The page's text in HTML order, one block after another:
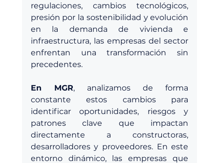
regulaciones, cambios tecnológicos,
presión por la sostenibilidad y evolución
en la demanda de vivienda e
infraestructura, las empresas del sector
enfrentan una transformación sin
precedentes.
En MGR, analizamos de forma
constante estos cambios para
identificar oportunidades, riesgos y
patrones clave que impactan
directamente a constructoras,
desarrolladores y proveedores. En este
entorno dinámico, las empresas que